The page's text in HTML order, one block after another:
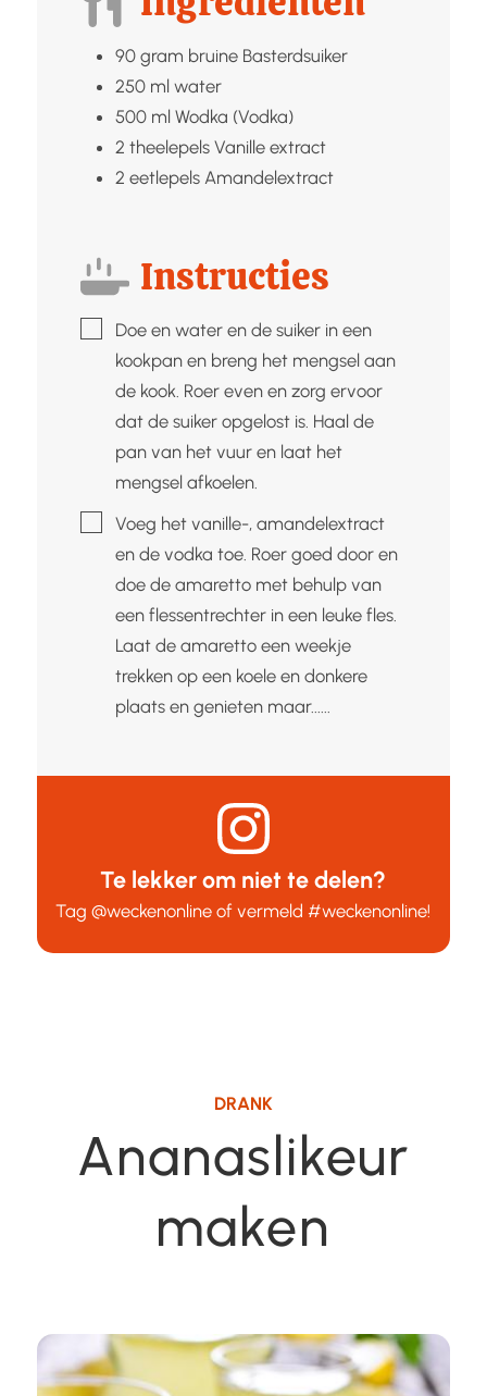
90 gram bruine Basterdsuiker
250 ml water
500 ml Wodka (Vodka)
2 theelepels Vanille extract
2 eetlepels Amandelextract
Instructies
▢Doe en water en de suiker in een
kookpan en breng het mengsel aan
de kook. Roer even en zorg ervoor
dat de suiker opgelost is. Haal de
pan van het vuur en laat het
mengsel afkoelen.
▢Voeg het vanille-, amandelextract
en de vodka toe. Roer goed door en
doe de amaretto met behulp van
een flessentrechter in een leuke fles.
Laat de amaretto een weekje
trekken op een koele en donkere
plaats en genieten maar......
Te lekker om niet te delen?
Tag@weckenonline of vermeld#weckenonline!
DRANK
Ananaslikeur
maken